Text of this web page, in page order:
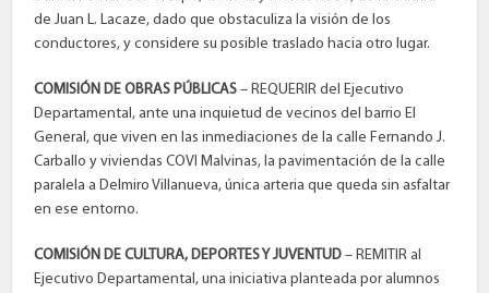
de Juan L. Lacaze, dado que obstaculiza la visión de los
conductores, y considere su posible traslado hacia otro lugar.
COMISIÓN DE OBRAS PÚBLICAS– REQUERIR del Ejecutivo
Departamental, ante una inquietud de vecinos del barrio El
General, que viven en las inmediaciones de la calle Fernando J.
Carballo y viviendas COVI Malvinas, la pavimentación de la calle
paralela a Delmiro Villanueva, única arteria que queda sin asfaltar
en ese entorno.
COMISIÓN DE CULTURA, DEPORTES Y JUVENTUD– REMITIR al
Ejecutivo Departamental, una iniciativa planteada por alumnos